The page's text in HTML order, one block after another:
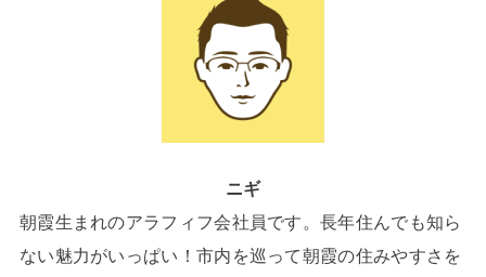
ニギ
朝霞生まれのアラフィフ会社員です。長年住んでも知ら
ない魅力がいっぱい！市内を巡って朝霞の住みやすさを